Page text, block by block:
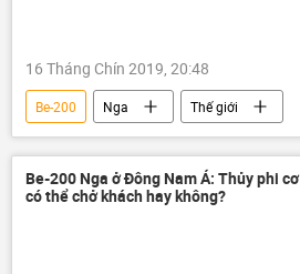
16 Tháng Chín 2019, 20:48
Be-200 Nga
Thế giới
Liên bang Nga
Máy bay MC-21
SSJ-100
Su-35
Be-200 Nga ở Đông Nam Á: Thủy phi cơ
có thể chở khách hay không?